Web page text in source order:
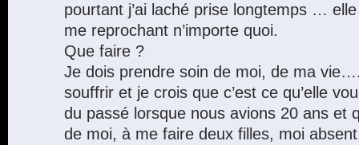
pourtant j’ai laché prise longtemps …
me reprochant n’importe quoi.
Que faire ?
Je dois prendre soin de moi, de ma
souffrir et je crois que c’est ce qu’elle
du passé lorsque nous avions 20 ans et
de moi, à me faire deux filles, moi